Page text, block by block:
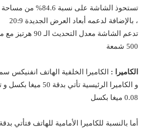
تستحوذ الشاشة على
، بالإضافة لدعمه أبعاد العرض الجديدة 20:9
تدعم الشاشة معدل
500 شمعة
الكاميرا :
و الكاميرا الرئيسية
0.08 ميغا بكسل